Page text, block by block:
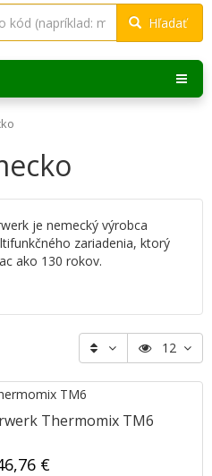
Hľadať
je nemecký výrobca
zariadenia, ktorý
ako 130 rokov.
12
Thermomix TM6
€